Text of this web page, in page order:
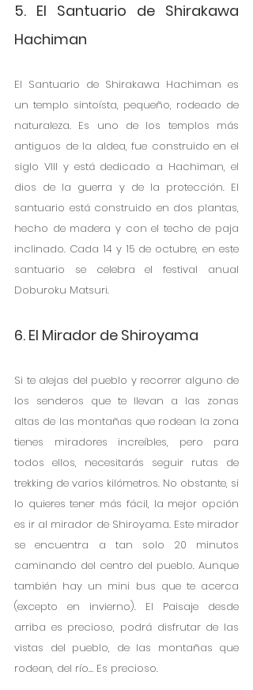
5. El Santuario de Shirakawa
Hachiman
El Santuario de Shirakawa Hachiman es
un templo sintoísta, pequeño, rodeado de
naturaleza. Es uno de los templos más
antiguos de la aldea, fue construido en el
siglo VIII y está dedicado a Hachiman, el
dios de la guerra y de la protección. El
santuario está construido en dos plantas,
hecho de madera y con el techo de paja
inclinado. Cada 14 y 15 de octubre, en este
santuario se celebra el festival anual
Doburoku Matsuri.
6. El Mirador de Shiroyama
Si te alejas del pueblo y recorrer alguno de
los senderos que te llevan a las zonas
altas de las montañas que rodean la zona
tienes miradores increíbles, pero para
todos ellos, necesitarás seguir rutas de
trekking de varios kilómetros. No obstante, si
lo quieres tener más fácil, la mejor opción
es ir al mirador de Shiroyama. Este mirador
se encuentra a tan solo 20 minutos
caminando del centro del pueblo. Aunque
también hay un mini bus que te acerca
(excepto en invierno). El Paisaje desde
arriba es precioso, podrá disfrutar de las
vistas del pueblo, de las montañas que
rodean, del río… Es precioso.